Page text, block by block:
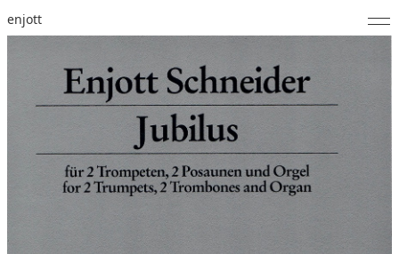
enjott
Selected Works